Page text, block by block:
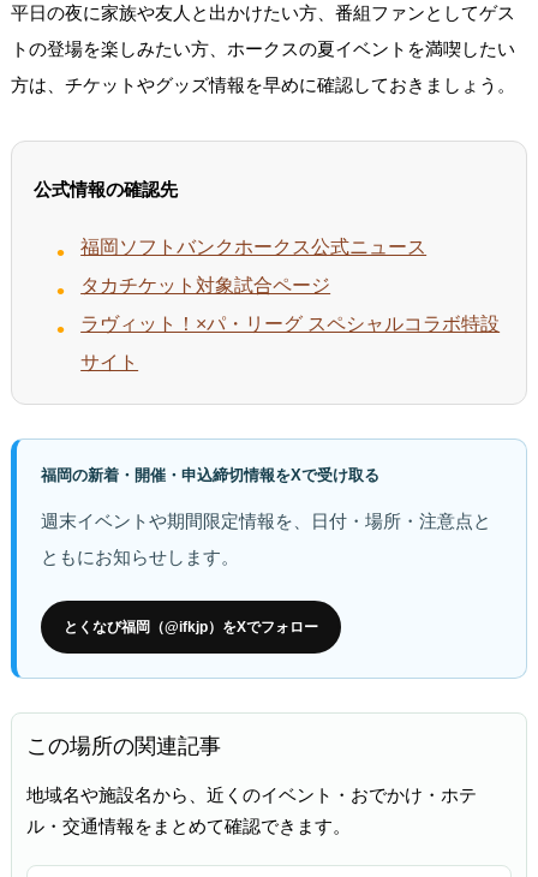
平日の夜に家族や友人と出かけたい方、番組ファンとしてゲス
トの登場を楽しみたい方、ホークスの夏イベントを満喫したい
方は、チケットやグッズ情報を早めに確認しておきましょう。
公式情報の確認先
福岡ソフトバンクホークス公式ニュース
タカチケット対象試合ページ
ラヴィット！×パ・リーグ スペシャルコラボ特設
サイト
福岡の新着・開催・申込締切情報をXで受け取る
週末イベントや期間限定情報を、日付・場所・注意点と
ともにお知らせします。
とくなび福岡（@ifkjp）をXでフォロー
この場所の関連記事
地域名や施設名から、近くのイベント・おでかけ・ホテ
ル・交通情報をまとめて確認できます。